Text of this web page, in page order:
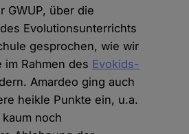
GWUP, über die
Evolutionsunterrichts
gesprochen, wie wir
Rahmen des Evokids-
Amardeo ging auch
heikle Punkte ein, u.a.
noch